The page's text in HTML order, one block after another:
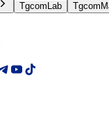
TgcomLab